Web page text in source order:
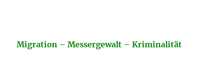
Migration – Messergewalt – Kriminalität